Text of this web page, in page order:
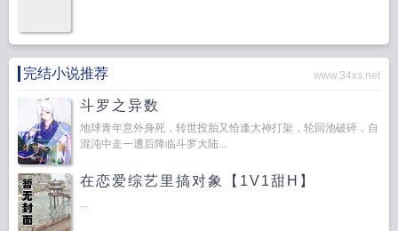
完结小说推荐 www.34xs.net
斗罗之异数
地球青年意外身死，转世投胎又恰逢大神打架，轮回池破碎，自
混沌中走一遭后降临斗罗大陆...
在恋爱综艺里搞对象【1V1甜H】
...